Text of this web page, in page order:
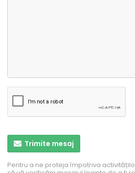
Trimite mesaj
Pentru a ne proteja împotriva